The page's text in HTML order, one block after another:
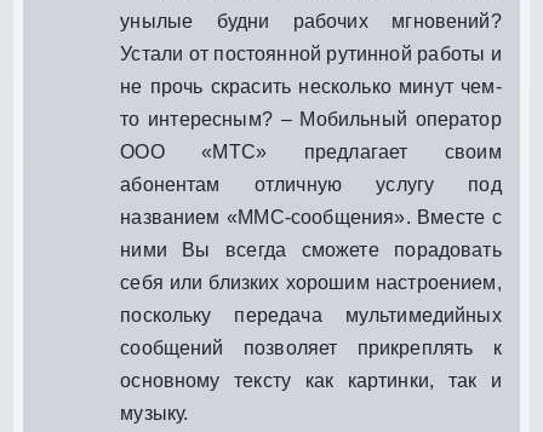
унылые будни рабочих мгновений?
Устали от постоянной рутинной работы и
не прочь скрасить несколько минут чем-
то интересным? – Мобильный оператор
ООО «МТС» предлагает своим
абонентам отличную услугу под
названием «ММС-сообщения». Вместе с
ними Вы всегда сможете порадовать
себя или близких хорошим настроением,
поскольку передача мультимедийных
сообщений позволяет прикреплять к
основному тексту как картинки, так и
музыку.